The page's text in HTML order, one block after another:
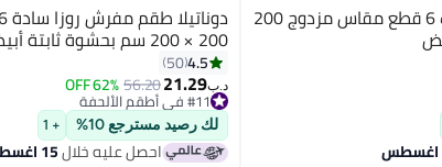
دوناتيلا طقم مفرش ريجنت 6 قطع مقاس مزدوج 200
10
200 × 200 سم بحشوة ثابتة أبيض
4.5
50
د.ب‏21.29
56.20
62% OFF
#11 في أطقم الألحفة
#11 في أطقم الألحفة
لك رصيد مسترجع 10% + 1
احصل عليه خلال15 اغسطس